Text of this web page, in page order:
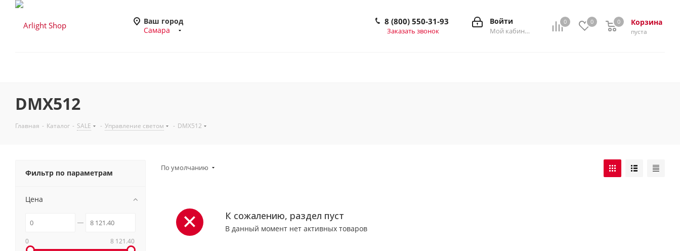
Ваш город
Самара
0 0 Корзина
0
пуста
0
Войти
Мой кабинет
8 (800) 550-31-93
Заказать звонок
DMX512
Главная - Каталог - SALE - Управление светом - DMX512
По умолчанию
К сожалению, раздел пуст
В данный момент нет активных товаров
Фильтр по параметрам
Цена
0 8 121.40